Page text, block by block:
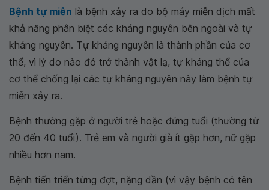
Bệnh tự miễn là bệnh xảy ra do bộ máy miễn dịch mất
khả năng phân biệt các kháng nguyên bên ngoài và tự
kháng nguyên. Tự kháng nguyên là thành phần của cơ
thể, vì lý do nào đó trở thành vật lạ, tự kháng thể của
cơ thể chống lại các tự kháng nguyên này làm bệnh tự
miễn xảy ra.
Bệnh thường gặp ở người trẻ hoặc đứng tuổi (thường từ
20 đến 40 tuổi). Trẻ em và người già ít gặp hơn, nữ gặp
nhiều hơn nam.
Bệnh tiến triển từng đợt, nặng dần (vì vậy bệnh có tên